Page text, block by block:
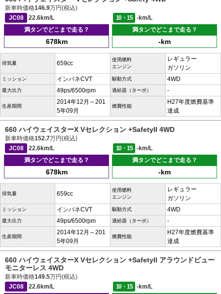
新車時価格146.9万円(税込)
JC08
22.6km/L 10・15
-km/L
満タンでどこまで走る？
678km
満タンでどこまで走る？
-km
排気量 659cc
使用燃料
エンジン
レギュラー
ガソリン
ミッション インパネCVT 駆動方式 4WD
最大出力 49ps/6500rpm 過給器（ターボ） -
生産期間
2014年12月～201
5年09月
燃費性能
H27年度燃費基準
達成
660 ハイウェイスターX Vセレクション +SafetyII 4WD
新車時価格152.7万円(税込)
JC08
22.6km/L 10・15
-km/L
満タンでどこまで走る？
678km
満タンでどこまで走る？
-km
排気量 659cc
使用燃料
エンジン
レギュラー
ガソリン
ミッション インパネCVT 駆動方式 4WD
最大出力 49ps/6500rpm 過給器（ターボ） -
生産期間
2014年12月～201
5年09月
燃費性能
H27年度燃費基準
達成
660 ハイウェイスターX Vセレクション +SafetyII アラウンドビュー
モニターレス 4WD
新車時価格149.5万円(税込)
JC08
22.6km/L 10・15
-km/L